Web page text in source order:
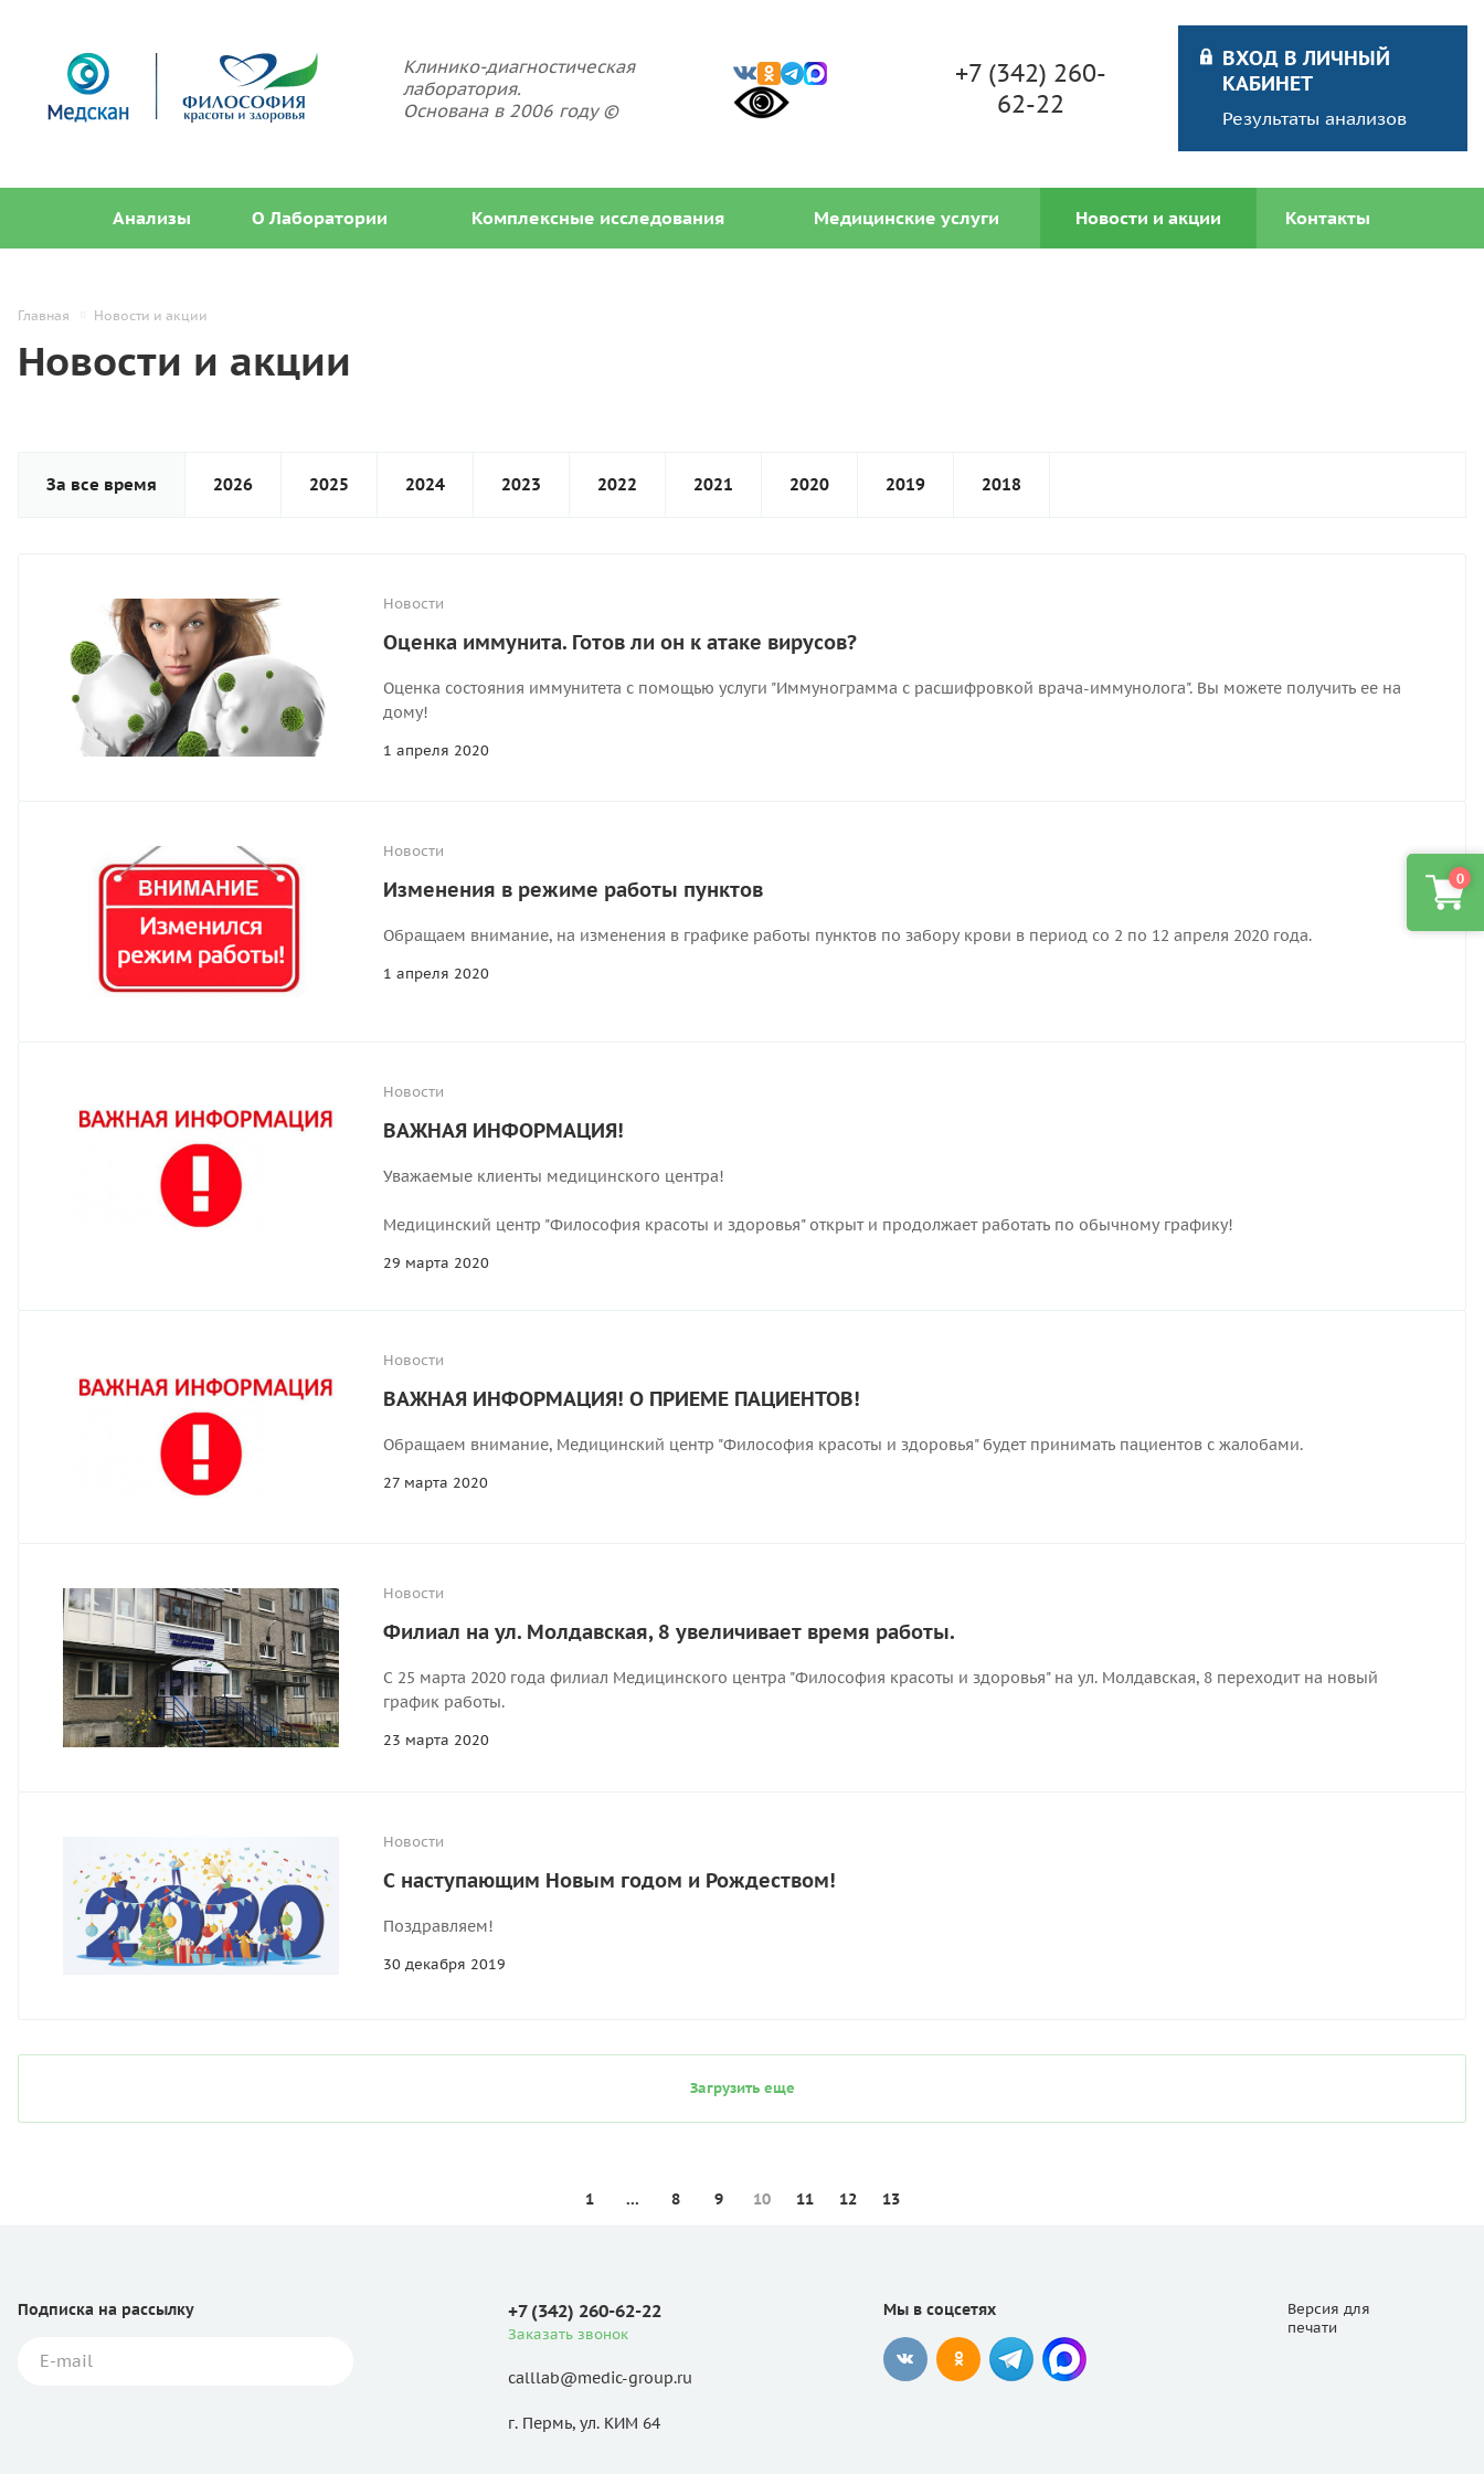
Клинико-диагностическая
лаборатория.
Основана в 2006 году ©
+7 (342) 260-
62-22
ВХОД В ЛИЧНЫЙ
КАБИНЕТ
Результаты анализов
Анализы О Лаборатории Комплексные исследования Медицинские услуги Новости и акции Контакты
0
Главная Новости и акции
Новости и акции
За все время 2026 2025 2024 2023 2022 2021 2020 2019 2018
Новости
Оценка иммунита. Готов ли он к атаке вирусов?
Оценка состояния иммунитета с помощью услуги "Иммунограмма с расшифровкой врача-иммунолога". Вы можете получить ее на
дому!
1 апреля 2020
Новости
Изменения в режиме работы пунктов
Обращаем внимание, на изменения в графике работы пунктов по забору крови в период со 2 по 12 апреля 2020 года.
1 апреля 2020
Новости
ВАЖНАЯ ИНФОРМАЦИЯ!
Уважаемые клиенты медицинского центра!
Медицинский центр "Философия красоты и здоровья" открыт и продолжает работать по обычному графику!
29 марта 2020
Новости
ВАЖНАЯ ИНФОРМАЦИЯ! О ПРИЕМЕ ПАЦИЕНТОВ!
Обращаем внимание, Медицинский центр "Философия красоты и здоровья" будет принимать пациентов с жалобами.
27 марта 2020
Новости
Филиал на ул. Молдавская, 8 увеличивает время работы.
С 25 марта 2020 года филиал Медицинского центра "Философия красоты и здоровья" на ул. Молдавская, 8 переходит на новый
график работы.
23 марта 2020
Новости
С наступающим Новым годом и Рождеством!
Поздравляем!
30 декабря 2019
Загрузить еще
1 ... 8 9 10 11 12 13
Подписка на рассылку +7 (342) 260-62-22
Заказать звонок
calllab@medic-group.ru
г. Пермь, ул. КИМ 64
Мы в соцсетях
Версия для
печати